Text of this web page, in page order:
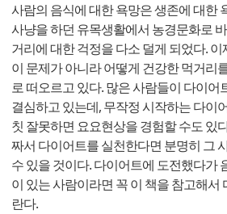
사람의 음식에 대한 욕망은 생존에 대한
사냥을 하던 유목생활에서 농경문화로
거리에 대한 걱정을 다소 덜게 되었다.
이 문제가 아니라 어떻게 건강한 먹거리
로 떠오르고 있다. 많은 사람들이 다이어
결심하고 있는데, 무작정 시작하는 다이
칫 잘못하면 요요현상을 경험할 수도 있
짜서 다이어트를 실천한다면 분명히 그
수 있을 것이다. 다이어트에 도전했다가
이 있는 사람이라면 꼭 이 책을 참고해서
란다.